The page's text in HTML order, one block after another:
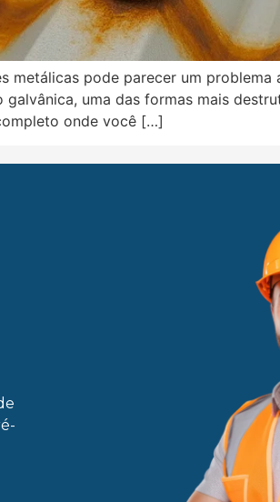
pode parecer um problema
uma das formas mais
onde você […]